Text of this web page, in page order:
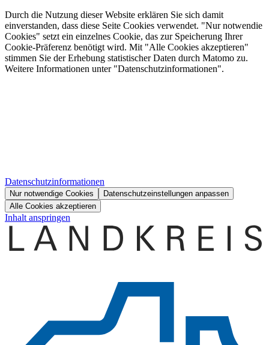
Durch die Nutzung dieser Website erklären Sie sich damit
einverstanden, dass diese Seite Cookies verwendet. "Nur notwendie
Cookies" setzt ein einzelnes Cookie, das zur Speicherung Ihrer
Cookie-Präferenz benötigt wird. Mit "Alle Cookies akzeptieren"
stimmen Sie der Erhebung statistischer Daten durch Matomo zu.
Weitere Informationen unter "Datenschutzinformationen".
Datenschutzinformationen
Nur notwendige Cookies
Datenschutzeinstellungen anpassen
Alle Cookies akzeptieren
Inhalt anspringen